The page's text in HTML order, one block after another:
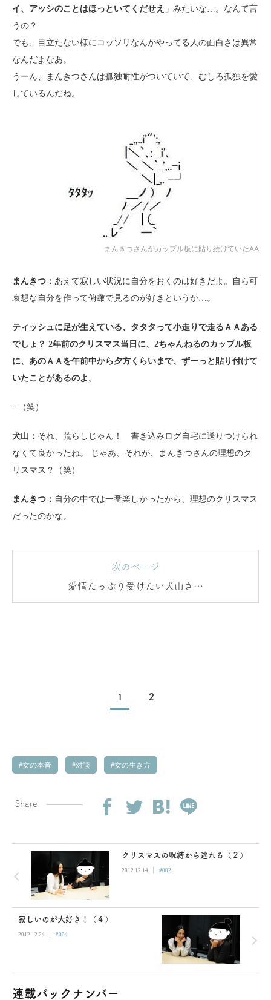
イ、アッシのことはほっといてくだせえ」 みたいな…。なんて言
うの？
でも、目立たない様にコッソリなんかやってる人の面白さは異常
なんだよなあ。
うーん、まんきつさんは孤独耐性がついていて、むしろ孤独を愛
しているんだね。
まんきつさんがカップル板に貼り続けていたAA
まんきつ： あえて寂しい状況に自分をおくのは好きだよ。自ら可
哀想な自分を作って俯瞰で見るのが好きというか…。
ティッシュに足が生えている、タタタって小走りで走るＡＡある
でしょ？ 2年前のクリスマス当日に、2ちゃんねるのカップル板
に、あのＡＡを午前中から夕方くらいまで、ずーっと貼り付けて
いたことがあるのよ 。
─（笑）
犬山： それ、荒らしじゃん！ 書き込みログ自宅に送りつけられ
なくて良かったね。 じゃあ、それが、まんきつさんの理想のク
リスマス？（笑）
まんきつ： 自分の中では一番楽しかったから、理想のクリスマス
だったのかな。
次のページ
愛情たっぷり受けたい犬山さん
と、愛が重く感じるまんきつさん
1 2
女の本音 対談 女の生き方
Share
クリスマスの呪縛から逃れる（２）
2012.12.14 | #002
寂しいのが大好き！（４）
2012.12.24 | #004
連載バックナンバー